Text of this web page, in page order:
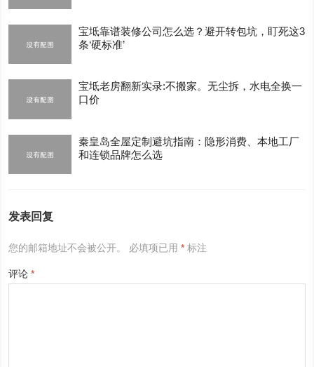
宝坻靠谱装修公司怎么选？避开转包坑，盯死这3
条‘硬标准’
宝坻老房翻新实录:不搬家。无尘拆，水电全换一
口价
秦皇岛全屋定制避坑指南：隐形消费、本地工厂
和连锁品牌怎么选
发表回复
您的邮箱地址不会被公开。 必填项已用* 标注
评论*